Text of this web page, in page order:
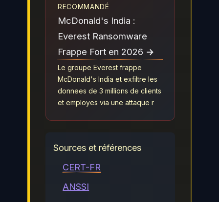
RECOMMANDÉ
McDonald's India :
Everest Ransomware
Frappe Fort en 2026 →
Le groupe Everest frappe
McDonald's India et exfiltre les
donnees de 3 millions de clients
et employes via une attaque r
Sources et références
CERT-FR
ANSSI